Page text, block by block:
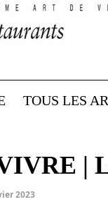
TOUS LES
|
2023